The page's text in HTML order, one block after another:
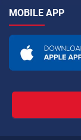
MOBILE APP